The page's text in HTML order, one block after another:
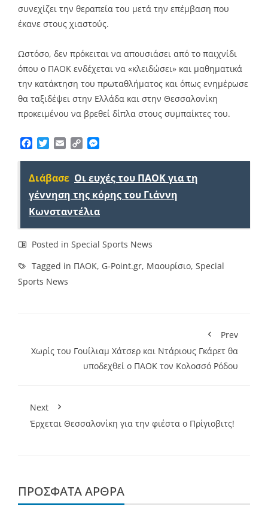
συνεχίζει την θεραπεία του μετά την επέμβαση που
έκανε στους χιαστούς.
Ωστόσο, δεν πρόκειται να απουσιάσει από το παιχνίδι
όπου ο ΠΑΟΚ ενδέχεται να «κλειδώσει» και μαθηματικά
την κατάκτηση του πρωταθλήματος και όπως ενημέρωσε
θα ταξιδέψει στην Ελλάδα και στην Θεσσαλονίκη
προκειμένου να βρεθεί δίπλα στους συμπαίκτες του.
Facebook
TwitterEmailCopy
Διάβασε Οι ευχές του ΠΑΟΚ για τη
γέννηση της κόρης του Γιάννη
Κωνσταντέλια
Posted in Special Sports News
Tagged in ΠΑΟΚ, G-Point.gr, Μαουρίσιο, Special
Sports News
Prev
Χωρίς του Γουίλιαμ Χάτσερ και Ντάριους Γκάρετ θα
υποδεχθεί ο ΠΑΟΚ τον Κολοσσό Ρόδου
Next
Έρχεται Θεσσαλονίκη για την φιέστα ο Πρίγιοβιτς!
ΠΡΌΣΦΑΤΑ ΆΡΘΡΑ